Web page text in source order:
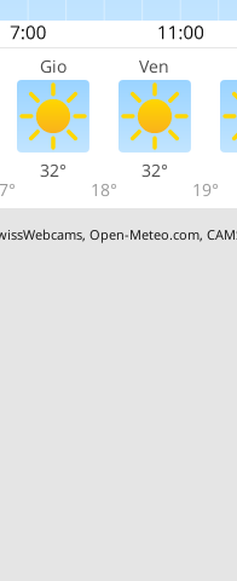
Gio Ven
32°
18°
32°
19°
,Open-Meteo.com,